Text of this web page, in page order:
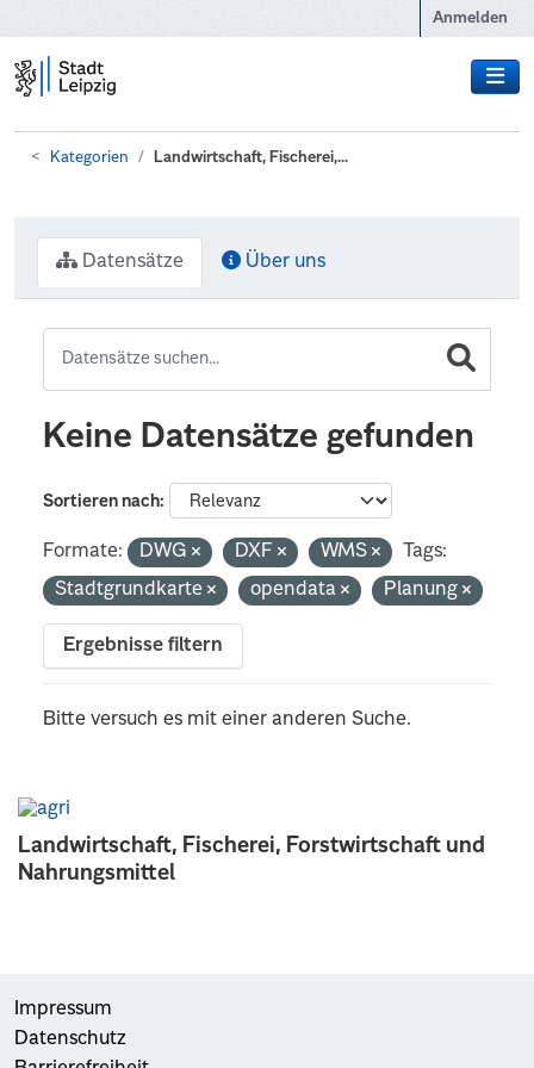
Anmelden
Kategorien Landwirtschaft, Fischerei,...
Landwirtschaft, Fischerei, Forstwirtschaft und
Nahrungsmittel
Datensätze Über uns
Keine Datensätze gefunden
Sortieren nach
Formate: DWG DXF WMS
Tags:
Stadtgrundkarte
opendata Planung
Ergebnisse filtern
Bitte versuch es mit einer anderen Suche.
Impressum
Datenschutz